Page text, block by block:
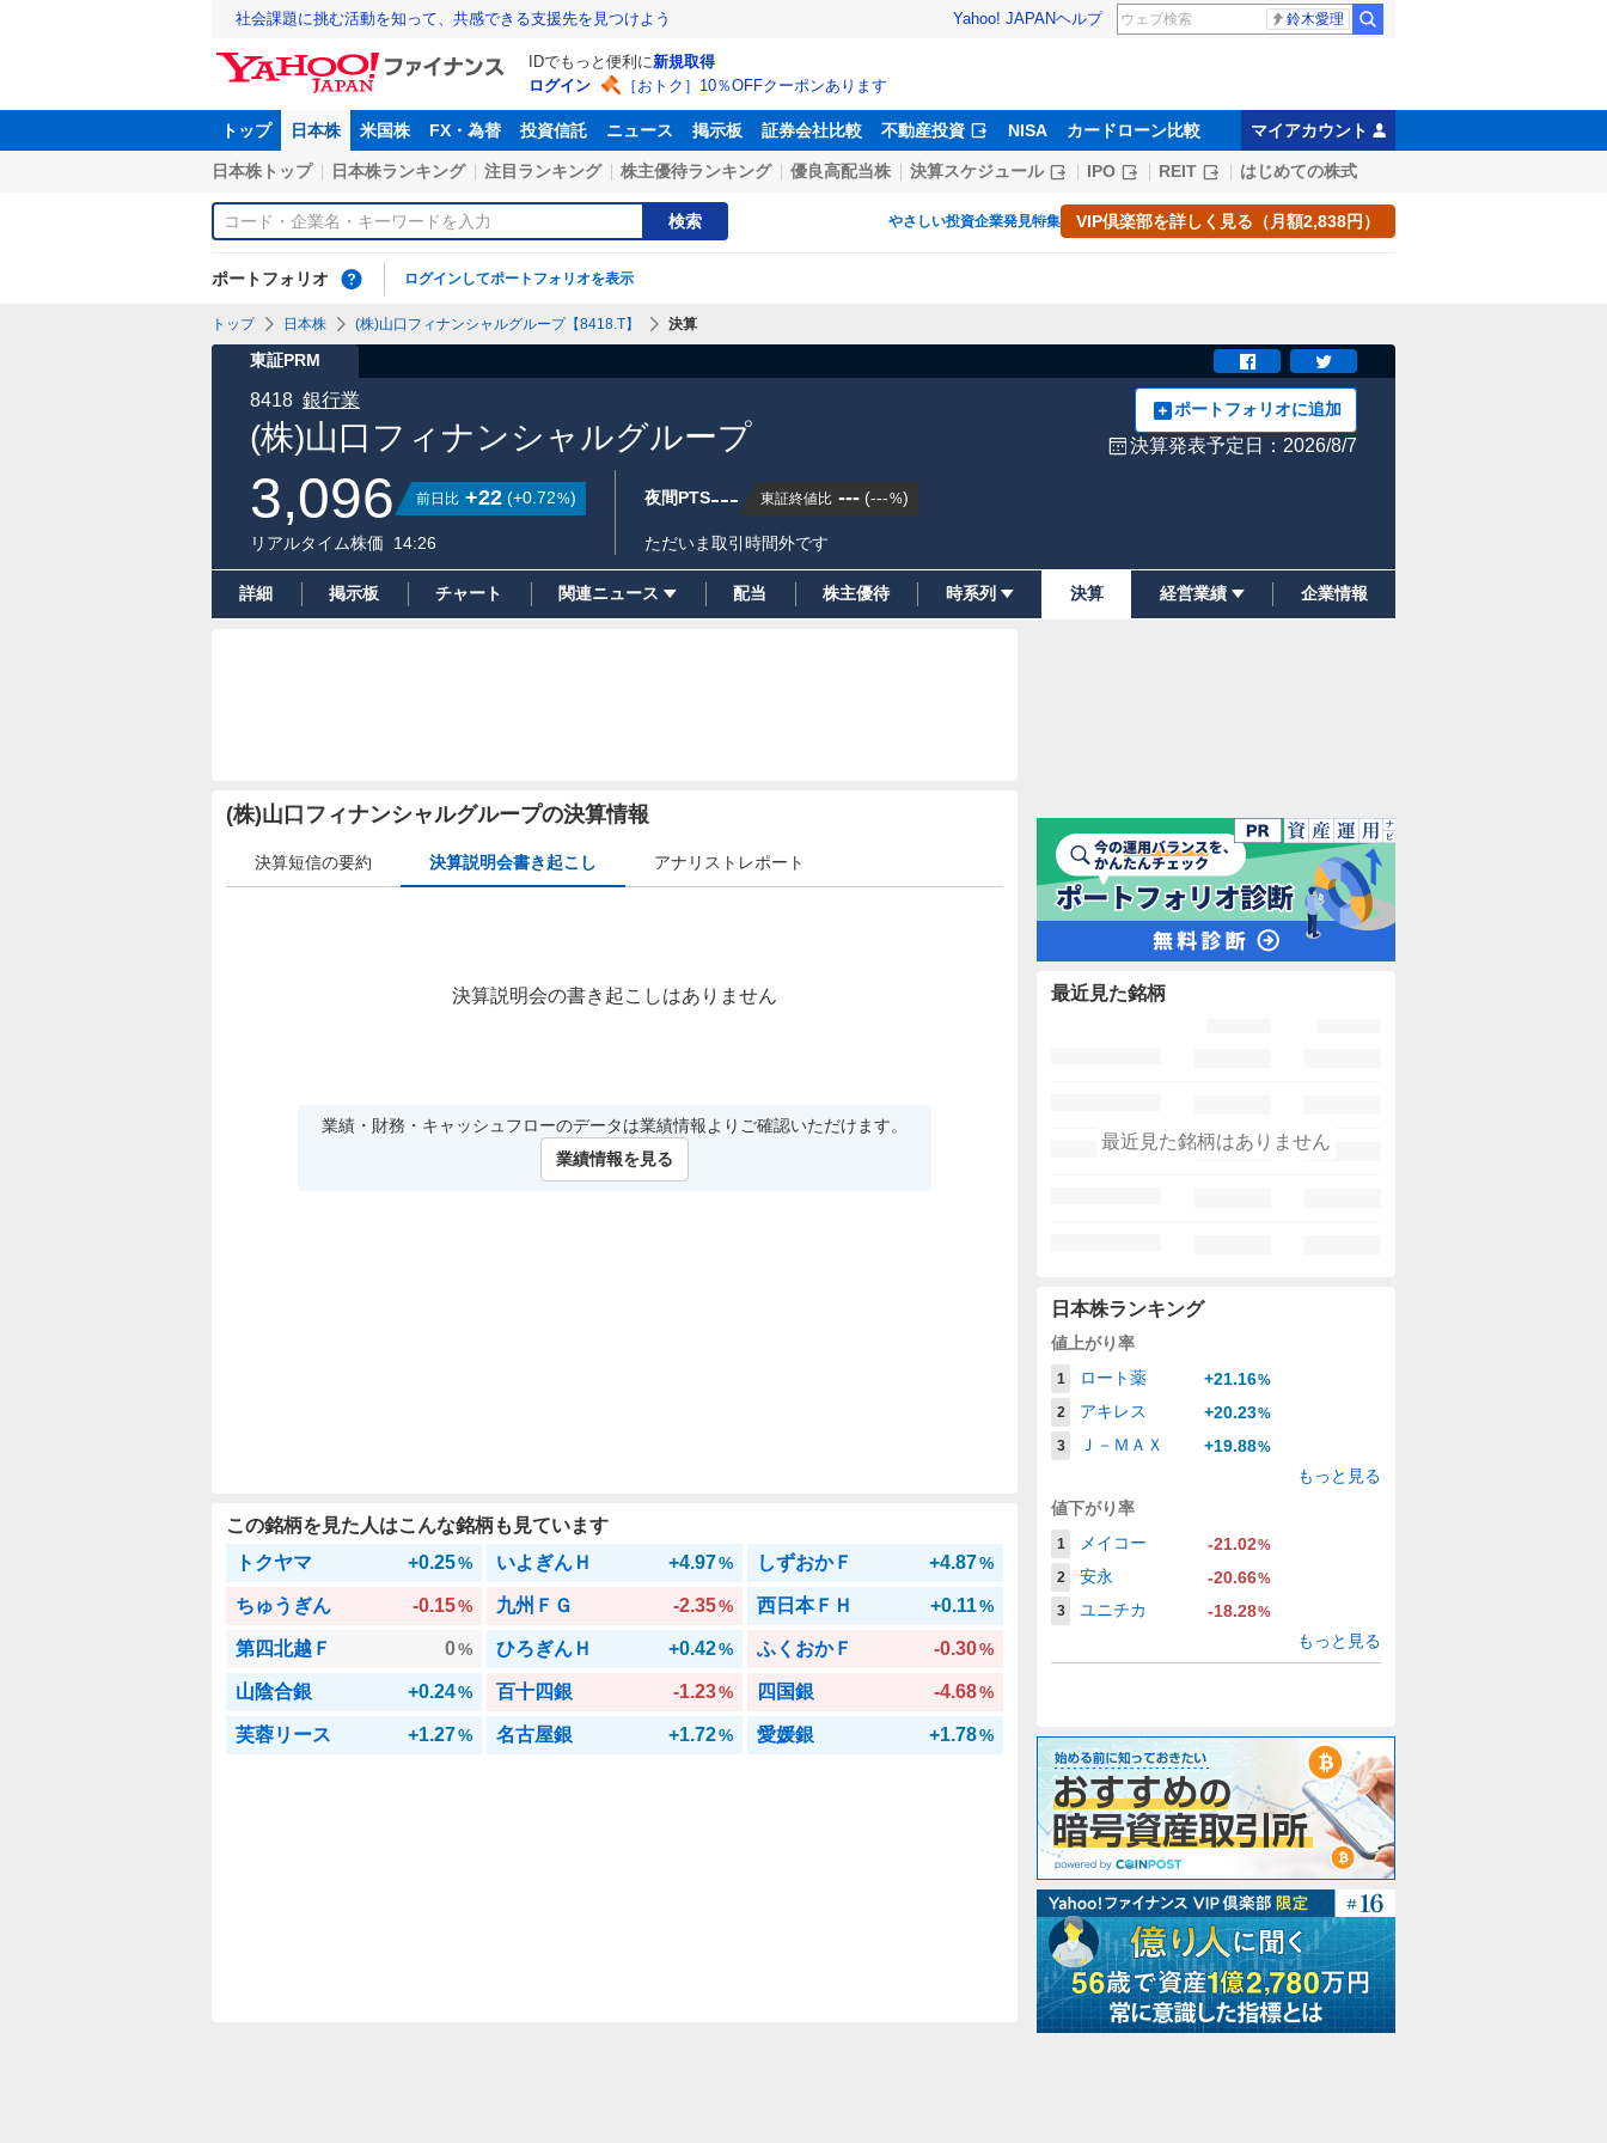
社会課題に挑む活動を知って、共感できる支援先を見つけよう Yahoo! JAPANヘルプ 鈴木愛理
IDでもっと便利に新規取得
ログイン
［おトク］10％OFFクーポンあります
トップ 日本株 米国株 FX・為替 投資信託 ニュース 掲示板 証券会社比較 不動産投資 NISA カードローン比較 マイアカウント
日本株トップ 日本株ランキング 注目ランキング 株主優待ランキング 優良高配当株 決算スケジュール IPO REIT はじめての株式
検索 やさしい投資企業発見特集 VIP倶楽部を詳しく見る（月額2,838円）
ポートフォリオ ログインしてポートフォリオを表示
トップ 日本株 (株)山口フィナンシャルグループ【8418.T】 決算
東証PRM
(株)山口フィナンシャルグループ
8418 銀行業 ポートフォリオに追加
決算発表予定日：2026/8/7
3,096 前日比 +22 (+0.72%)
リアルタイム株価 14:26
夜間PTS--- 東証終値比 --- (---%)
ただいま取引時間外です
詳細 掲示板 チャート 関連ニュース 配当 株主優待 時系列 決算 経営業績 企業情報
(株)山口フィナンシャルグループの決算情報
決算短信の要約 決算説明会書き起こし アナリストレポート
決算説明会の書き起こしはありません
業績・財務・キャッシュフローのデータは業績情報よりご確認いただけます。
業績情報を見る
この銘柄を見た人はこんな銘柄も見ています
トクヤマ
+0.25% いよぎんＨ +4.97% しずおかＦ +4.87%
ちゅうぎん -0.15% 九州ＦＧ -2.35% 西日本ＦＨ +0.11%
第四北越Ｆ 0% ひろぎんＨ +0.42% ふくおかＦ -0.30%
山陰合銀 +0.24% 百十四銀 -1.23% 四国銀 -4.68%
芙蓉リース +1.27% 名古屋銀 +1.72% 愛媛銀 +1.78%
最近見た銘柄
最近見た銘柄はありません
日本株ランキング
値上がり率
1 ロート薬 +21.16%
2
アキレス +20.23%
3
Ｊ－ＭＡＸ +19.88%
もっと見る
値下がり率
1 メイコー -21.02%
2
安永 -20.66%
3
ユニチカ -18.28%
もっと見る